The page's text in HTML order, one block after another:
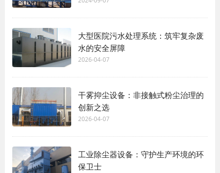
大型医院污水处理系统：筑牢复杂废
水的安全屏障
2026-04-07
干雾抑尘设备：非接触式粉尘治理的
创新之选
2026-04-07
工业除尘器设备：守护生产环境的环
保卫士